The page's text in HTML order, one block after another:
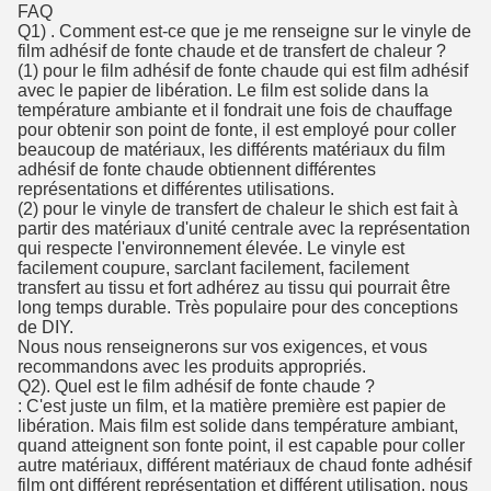
FAQ
Q1) . Comment est-ce que je me renseigne sur le vinyle de
film adhésif de fonte chaude et de transfert de chaleur ?
(1) pour le film adhésif de fonte chaude qui est film adhésif
avec le papier de libération. Le film est solide dans la
température ambiante et il fondrait une fois de chauffage
pour obtenir son point de fonte, il est employé pour coller
beaucoup de matériaux, les différents matériaux du film
adhésif de fonte chaude obtiennent différentes
représentations et différentes utilisations.
(2) pour le vinyle de transfert de chaleur le shich est fait à
partir des matériaux d'unité centrale avec la représentation
qui respecte l'environnement élevée. Le vinyle est
facilement coupure, sarclant facilement, facilement
transfert au tissu et fort adhérez au tissu qui pourrait être
long temps durable. Très populaire pour des conceptions
de DIY.
Nous nous renseignerons sur vos exigences, et vous
recommandons avec les produits appropriés.
Q2). Quel est le film adhésif de fonte chaude ?
: C'est juste un film, et la matière première est papier de
libération. Mais film est solide dans température ambiant,
quand atteignent son fonte point, il est capable pour coller
autre matériaux, différent matériaux de chaud fonte adhésif
film ont différent représentation et différent utilisation, nous